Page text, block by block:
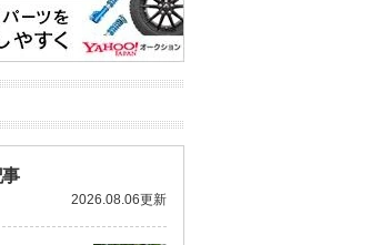
2026.08.06更新